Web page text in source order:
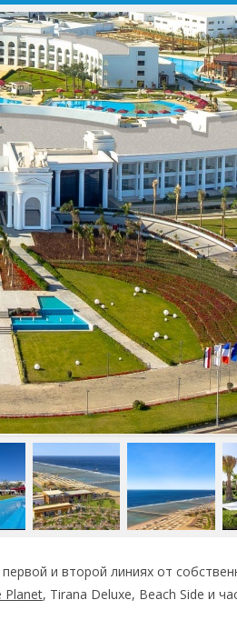
и второй линиях от
Planet, Tirana Deluxe, Beach Side и